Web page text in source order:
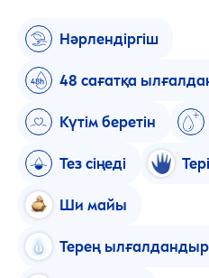
Нәрлендіргіш
48 сағатқа
Күтім беретін
Тез сіңеді
Ши майы
Терең